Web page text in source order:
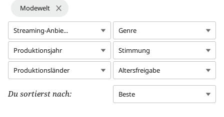
Modewelt
Streaming-Anbie... Genre
Produktionsjahr Stimmung
Produktionsländer Altersfreigabe
Du sortierst nach: Beste